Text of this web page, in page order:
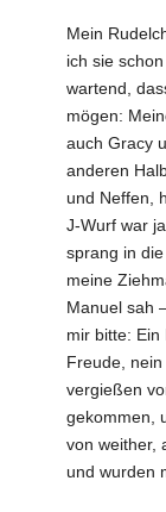
Mein
ich sie
wartend,
mögen:
auch Gracy
anderen
und Neffen,
J-Wurf war
sprang in
meine
Manuel sah
mir bitte:
Freude,
vergießen
gekommen,
von weither,
und wurden